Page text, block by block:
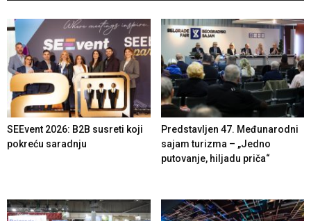
SEEvent 2026: B2B susreti koji
pokreću saradnju
Predstavljen 47. Međunarodni
sajam turizma – „Jedno
putovanje, hiljadu priča“